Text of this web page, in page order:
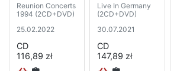
Reunion Concerts
1994 (2CD+DVD)
25.02.2022
CD
116,89 zł
Live In Germany
(2CD+DVD)
30.07.2021
CD
147,89 zł